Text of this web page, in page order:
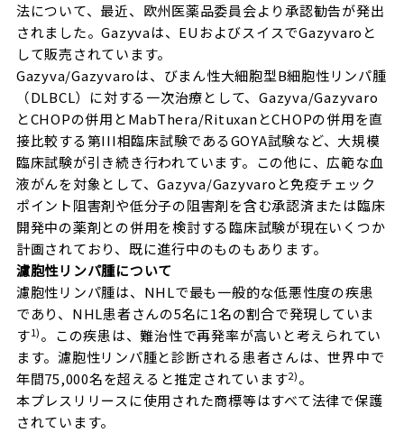
法について、最近、欧州医薬品委員会より承認勧告が発出
されました。Gazyvaは、EUおよびスイスでGazyvaroと
して販売されています。
Gazyva/Gazyvaroは、びまん性大細胞型B細胞性リンパ腫
（DLBCL）に対する一次治療として、Gazyva/Gazyvaro
とCHOPの併用とMabThera/RituxanとCHOPの併用を直
接比較する第III相臨床試験であるGOYA試験など、大規模
臨床試験が引き続き行われています。この他に、広範な血
液がんを対象として、Gazyva/Gazyvaroと免疫チェック
ポイント阻害剤や低分子の阻害剤を含む承認済または臨床
開発中の薬剤との併用を検討する臨床試験が現在いくつか
計画されており、既に進行中のものもあります。
濾胞性リンパ腫について
濾胞性リンパ腫は、NHLで最も一般的な低悪性度の疾患
であり、NHL患者さんの5名に1名の割合で発現していま
す1)。この疾患は、難治性で再発率が高いと考えられてい
ます。濾胞性リンパ腫と診断される患者さんは、世界中で
年間75,000名を超えると推定されています2)。
本プレスリリースに使用された商標等はすべて法律で保護
されています。